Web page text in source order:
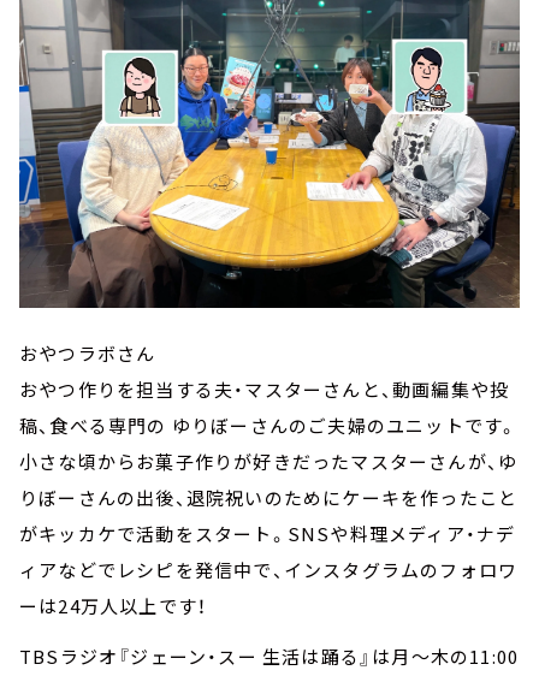
おやつラボさん
おやつ作りを担当する夫・マスターさんと、動画編集や投
稿、食べる専門の ゆりぼーさんのご夫婦のユニットです。
小さな頃からお菓子作りが好きだったマスターさんが、ゆ
りぼーさんの出後、退院祝いのためにケーキを作ったこと
がキッカケで活動をスタート。SNSや料理メディア・ナデ
ィアなどでレシピを発信中で、インスタグラムのフォロワ
ーは24万人以上です！
TBSラジオ『ジェーン・スー 生活は踊る』は月～木の11:00